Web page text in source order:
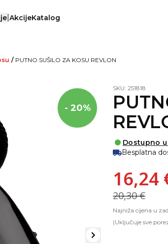
AkcijeKatalog
/ PUTNO SUŠILO ZA KOSU REVLON
- 20%
SKU: 251818
Dostupno
Besplatna
16,24
20,30 €
Najniža cijena u
(Uključuje sve